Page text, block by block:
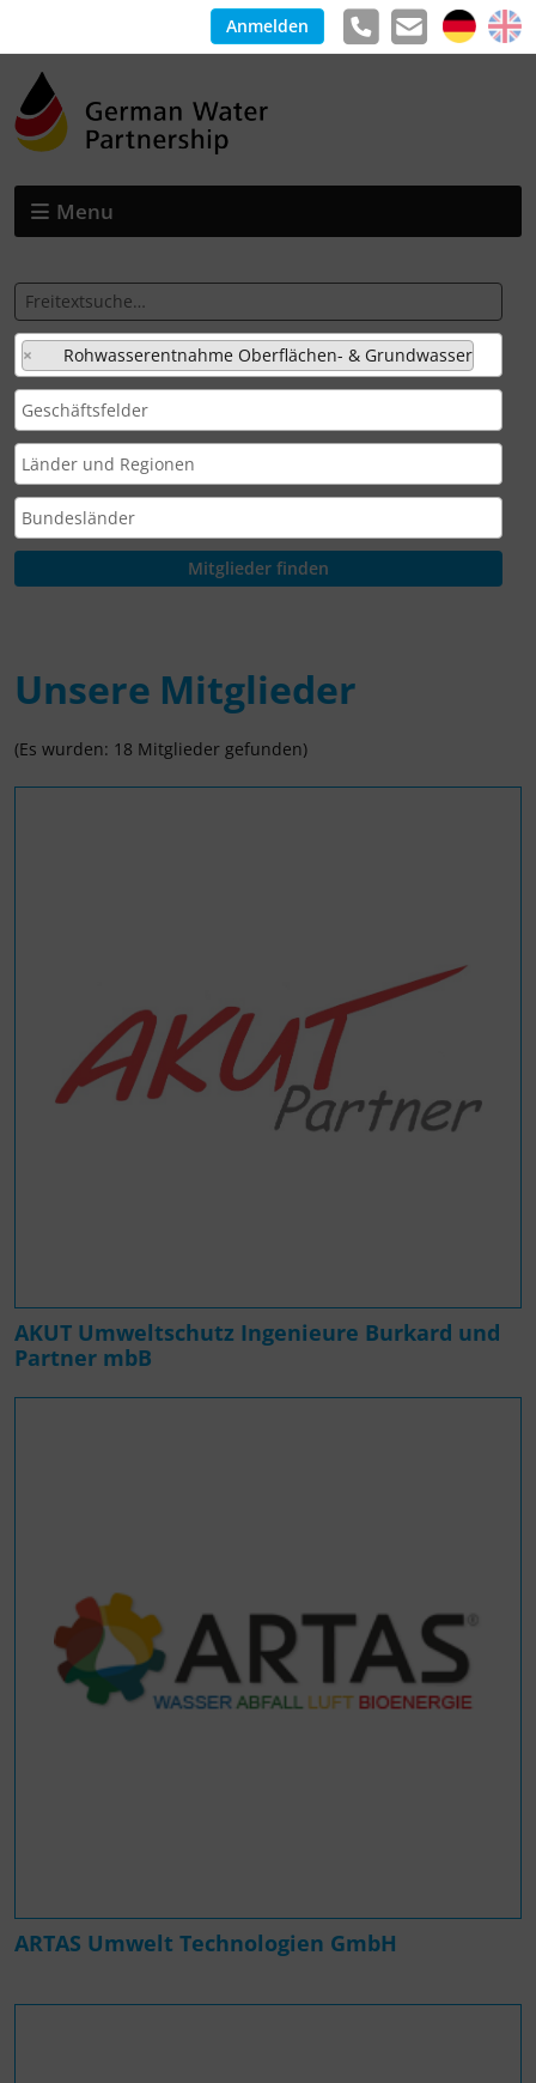
Anmelden
Menu
× Rohwasserentnahme Oberflächen- & Grundwasser
Unsere Mitglieder
(Es wurden: 18 Mitglieder gefunden)
AKUT Umweltschutz Ingenieure Burkard und
Partner mbB
ARTAS Umwelt Technologien GmbH